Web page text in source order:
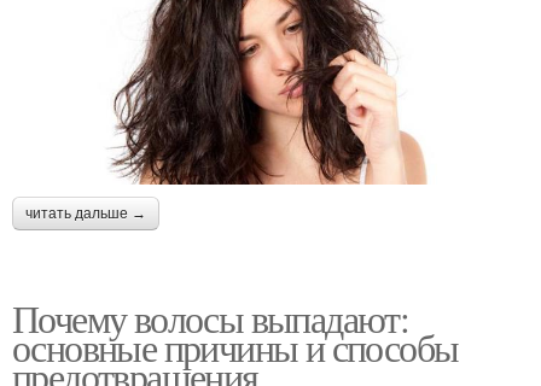
читать дальше →
Почему волосы выпадают:
основные причины и способы